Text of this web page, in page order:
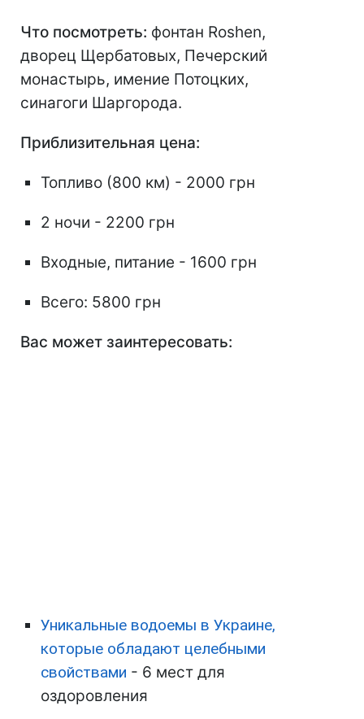
Что посмотреть: фонтан Roshen,
дворец Щербатовых, Печерский
монастырь, имение Потоцких,
синагоги Шаргорода.
Приблизительная цена:
Топливо (800 км) - 2000 грн
2 ночи - 2200 грн
Входные, питание - 1600 грн
Всего: 5800 грн
Вас может заинтересовать:
Уникальные водоемы в Украине,
которые обладают целебными
свойствами - 6 мест для
оздоровления